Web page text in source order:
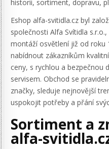
historii, sortiment, dopravu,
Eshop alfa-svitidla.cz byl
společnosti Alfa Svítidla
montáží osvětlení již od roku
nabídnout zákazníkům
ceny, s rychlou a bezpečnou
servisem. Obchod se
značky, sleduje nejnovější
uspokojit potřeby a přání
Sortiment a
alfa-